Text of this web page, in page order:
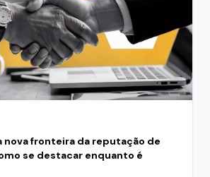
nova fronteira da reputação de
se destacar enquanto é